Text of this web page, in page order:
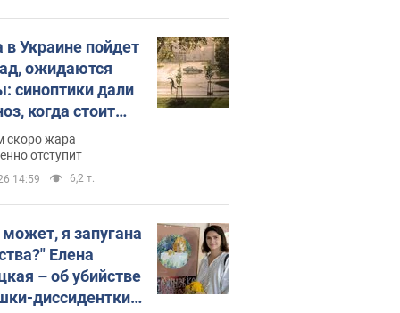
Украине пойдет
ожидаются
синоптики дали
когда стоит
изменения
скоро жара
отступит
14:59 6,2 т.
я запугана
Елена
– об убийстве
диссидентки